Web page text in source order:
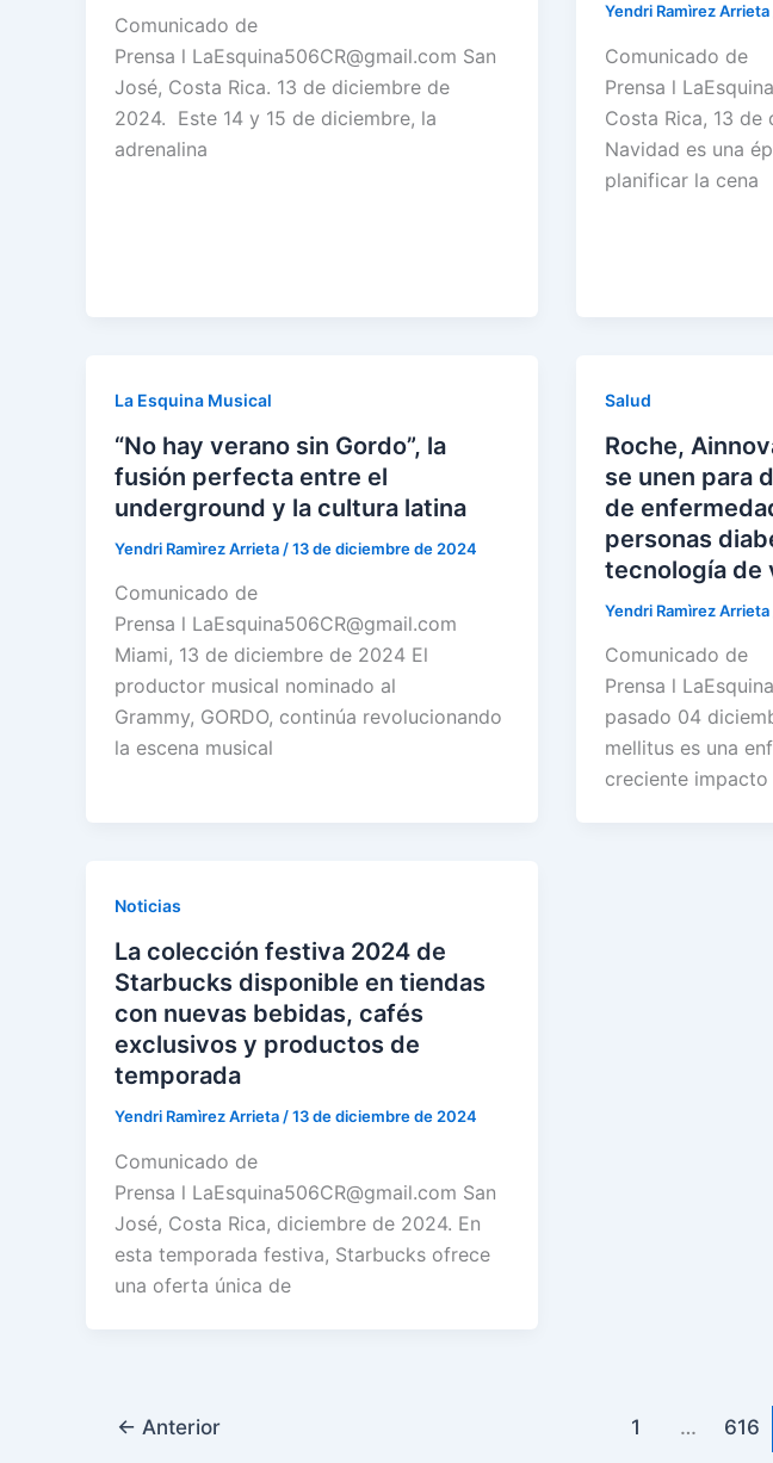
Comunicado de
Prensa l LaEsquina506CR@gmail.com San
José, Costa Rica. 13 de diciembre de
2024. Este 14 y 15 de diciembre, la
adrenalina
Yendri Ramìrez Arrieta
Comunicado de
Prensa l
Costa Rica, 13
Navidad es una
planificar la cena
La Esquina Musical
“No hay verano sin Gordo”, la
fusión perfecta entre el
underground y la cultura latina
Yendri Ramìrez Arrieta /13 de diciembre de 2024
Comunicado de
Prensa l LaEsquina506CR@gmail.com
Miami, 13 de diciembre de 2024 El
productor musical nominado al
Grammy, GORDO, continúa revolucionando
la escena musical
Salud
Roche,
se unen para
de
personas
tecnología de
Yendri Ramìrez Arrieta
Comunicado de
Prensa l
pasado 04
mellitus es una
creciente impacto
Noticias
La colección festiva 2024 de
Starbucks disponible en tiendas
con nuevas bebidas, cafés
exclusivos y productos de
temporada
Yendri Ramìrez Arrieta /13 de diciembre de 2024
Comunicado de
Prensa l LaEsquina506CR@gmail.com San
José, Costa Rica, diciembre de 2024. En
esta temporada festiva, Starbucks ofrece
una oferta única de
← Anterior 1 … 616